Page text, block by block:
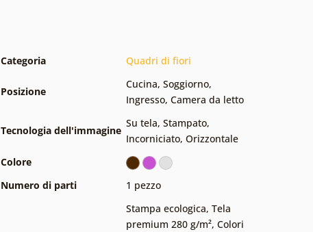
Categoria Quadri di fiori
Posizione
Cucina, Soggiorno,
Ingresso, Camera da letto
Tecnologia dell'immagine
Su tela, Stampato,
Incorniciato, Orizzontale
Colore
Numero di parti
1 pezzo
Stampa ecologica, Tela
premium 280 g/m², Colori